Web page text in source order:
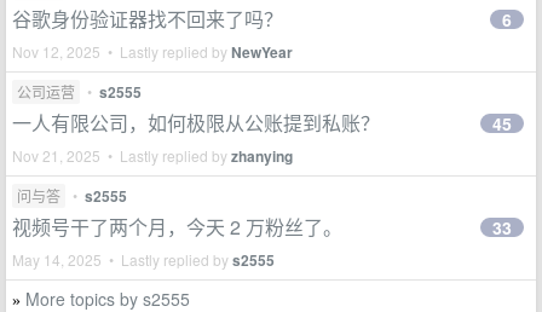
谷歌身份验证器找不回来了吗？
Nov 12, 2025 • Lastly replied byNewYear
6
公司运营 • s2555
一人有限公司，如何极限从公账提到私账？
Nov 21, 2025 • Lastly replied byzhanying
45
问与答 • s2555
视频号干了两个月，今天 2 万粉丝了。
May 14, 2025 • Lastly replied bys2555
33
» More topics by s2555